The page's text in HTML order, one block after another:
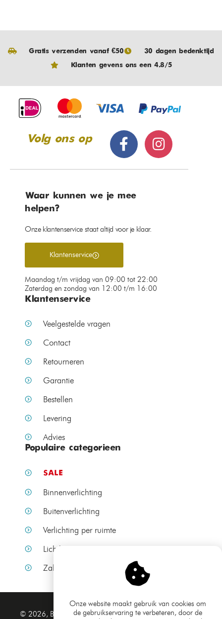
Gratis verzenden vanaf €50
30 dagen bedenktijd
Klanten gevens ons een 4.8/5
Volg ons op
Waar kunnen we je mee
helpen?
Onze klantenservice staat altijd voor je klaar.
Klantenservice
Maandag t/m vrijdag van 09:00 tot 22:00
Zaterdag en zondag van 12:00 t/m 16:00
Klantenservice
Veelgestelde vragen
Contact
Retourneren
Garantie
Bestellen
Levering
Advies
Populaire categorieen
SALE
Binnenverlichting
Buitenverlichting
Verlichting per ruimte
Lichtbronnen
Zakelijke verlichting
© 2026, Bamled.nl
Algemene voorwaarden
Onze website maakt gebruik van cookies om
de gebruikservaring te verbeteren, door de